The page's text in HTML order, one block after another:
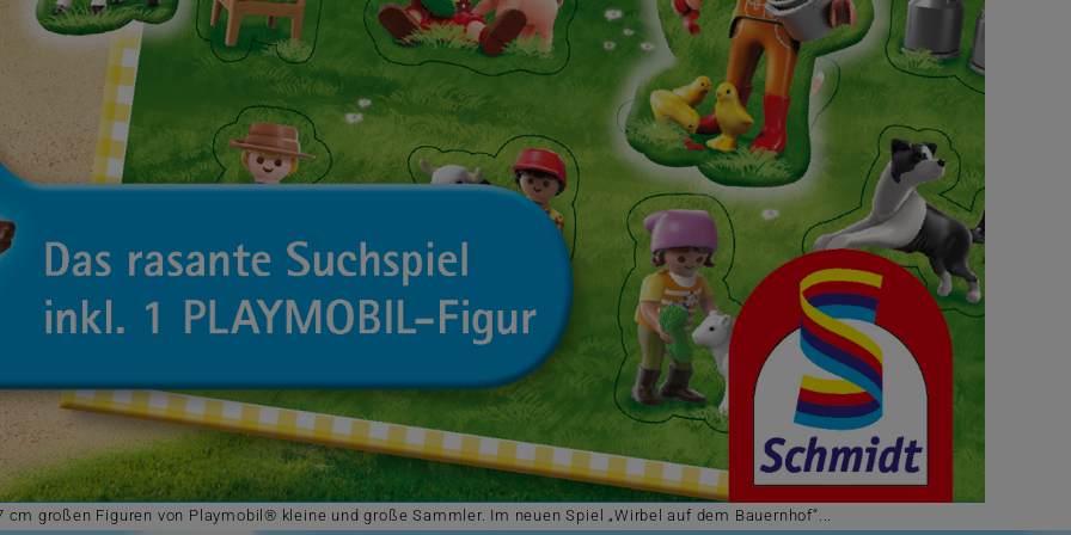
großen Figuren von Playmobil® kleine und große Sammler. Im neuen Spiel „Wirbel auf dem Bauernhof“...